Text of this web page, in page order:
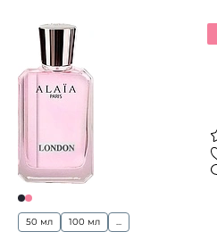
50 мл 100 мл ...